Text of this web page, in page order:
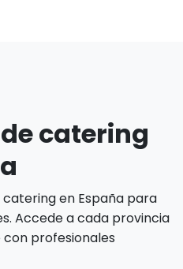
catering
en España para
Accede a cada provincia
profesionales